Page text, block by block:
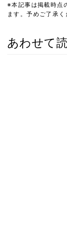
※本記事は掲載時点
ます。予めご了承く
あわせて